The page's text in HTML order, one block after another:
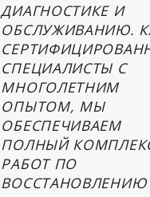
ДИАГНОСТИКЕ И
ОБСЛУЖИВАНИЮ.
СПЕЦИАЛИСТЫ С
МНОГОЛЕТНИМ
ОПЫТОМ, МЫ
ОБЕСПЕЧИВАЕМ
ПОЛНЫЙ
РАБОТ ПО
ВОССТАНОВЛЕНИЮ